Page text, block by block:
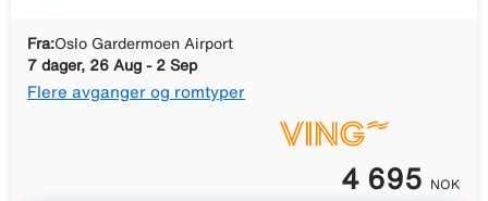
Fra:Oslo Gardermoen Airport
7 dager, 26 Aug - 2 Sep
Flere avganger og romtyper
4 695 NOK